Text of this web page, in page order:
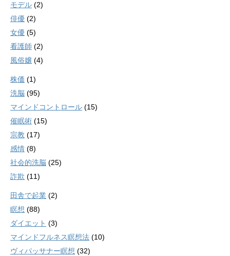
モデル (2)
俳優 (2)
女優 (5)
看護師 (2)
風俗嬢 (4)
株価 (1)
洗脳 (95)
マインドコントロール (15)
催眠術 (15)
宗教 (17)
感情 (8)
社会的洗脳 (25)
詐欺 (11)
田舎で起業 (2)
瞑想 (88)
ダイエット (3)
マインドフルネス瞑想法 (10)
ヴィパッサナー瞑想 (32)